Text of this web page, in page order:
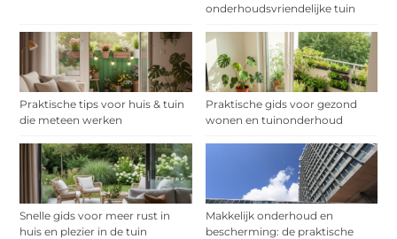
onderhoudsvriendelijke tuin
Praktische tips voor huis & tuin
die meteen werken
Praktische gids voor gezond
wonen en tuinonderhoud
Snelle gids voor meer rust in
huis en plezier in de tuin
Makkelijk onderhoud en
bescherming: de praktische